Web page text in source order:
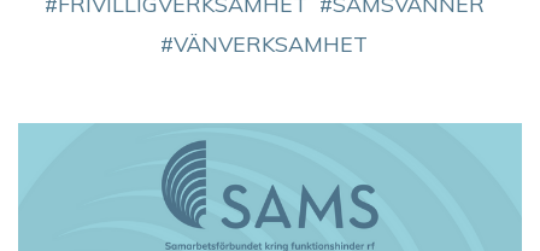
VÄNVERKSAMHET